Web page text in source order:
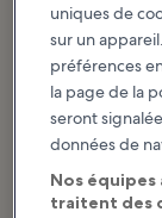
10 Best
Cancun
If you’re seeking the
restaurants in
for a gastronomic
Zona...
uniques de
sur un
préférences
la page de la
seront
données de
Nos équipes
traitent des